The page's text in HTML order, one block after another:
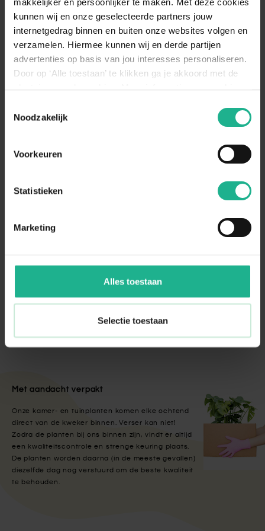
kunnen wij en onze geselecteerde partners jouw
internetgedrag binnen en buiten onze websites volgen en
verzamelen. Hiermee kunnen wij en derde partijen
advertenties op basis van jou interesses personaliseren.
Door op ‘Alle toestaan’ te klikken ga je akkoord met de
decookieverklaring op onze website.
Noodzakelijk
Voorkeuren
Statistieken
Marketing
Alles toestaan
Selectie toestaan
ook buiten worden gezet.
Bewateren Weinig
Bewateren
omschrijving
Geef de plant opnieuw water wanneer de
watermeter gedurende 4 dagen op
‘minimaal’ heeft gestaan. Het waterpeil
Aanraders van
€ 37,95
Elho Brussels Gieter & Plantenspuit Antraciet
Bladglans spray
€ 5,95
Met aandacht verpakt
Onze kamer- en tuinplanten komen elke ochtend
direct van de kweker binnen. Verser kan niet!
Zodra de planten bij ons binnen zijn, vindt er altijd
een kwaliteitscontrole en strenge keuring plaats.
De planten worden daarna (in de meeste gevallen)
diezelfde dag nog verstuurd om de beste kwaliteit
te behouden.